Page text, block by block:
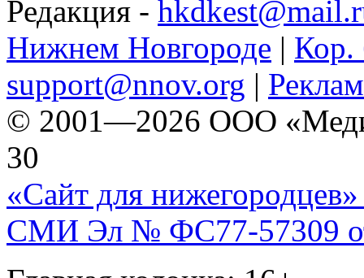
Редакция -
Нижнем Новгороде | Кор.
support@nnov.org |
© 2001—2026 ООО
30
«Сайт для нижегородцев»
СМИ Эл № ФС77-57309